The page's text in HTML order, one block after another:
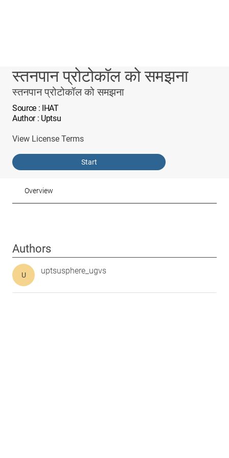
स्तनपान प्रोटोकॉल को समझना
स्तनपान प्रोटोकॉल को समझना
Source : IHAT
Author: Uptsu
View License Terms
Start
Overview
Authors
U uptsusphere_ugvs